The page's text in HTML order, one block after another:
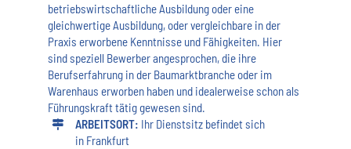
betriebswirtschaftliche Ausbildung oder eine
gleichwertige Ausbildung, oder vergleichbare in der
Praxis erworbene Kenntnisse und Fähigkeiten. Hier
sind speziell Bewerber angesprochen, die ihre
Berufserfahrung in der Baumarktbranche oder im
Warenhaus erworben haben und idealerweise schon als
Führungskraft tätig gewesen sind.
ARBEITSORT: Ihr Dienstsitz befindet sich
in Frankfurt